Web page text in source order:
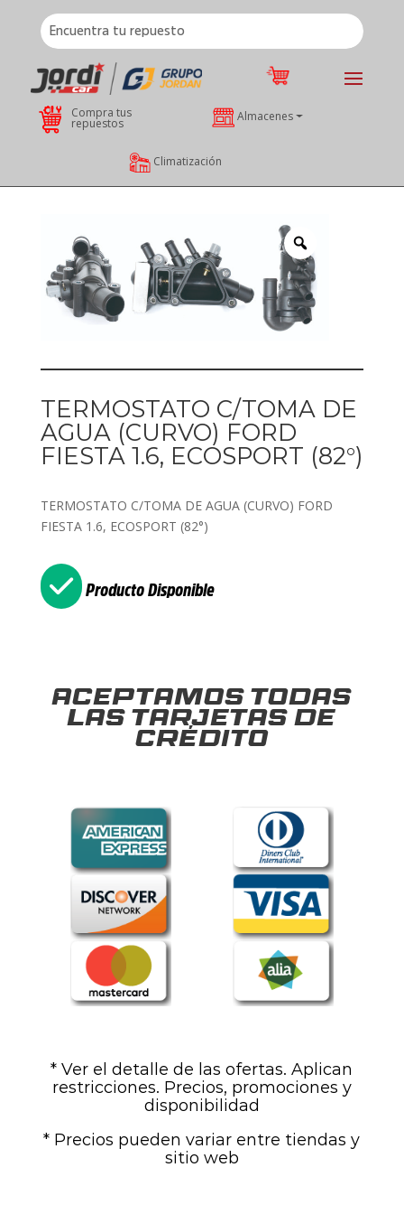
Compra tus
repuestos Almacenes
Climatización
TERMOSTATO C/TOMA DE
AGUA (CURVO) FORD
FIESTA 1.6, ECOSPORT (82°)
TERMOSTATO C/TOMA DE AGUA (CURVO) FORD
FIESTA 1.6, ECOSPORT (82°)
Producto Disponible
Aceptamos todas
las tarjetas de
crédito
* Ver el detalle de las ofertas. Aplican
restricciones. Precios, promociones y
disponibilidad
* Precios pueden variar entre tiendas y
sitio web